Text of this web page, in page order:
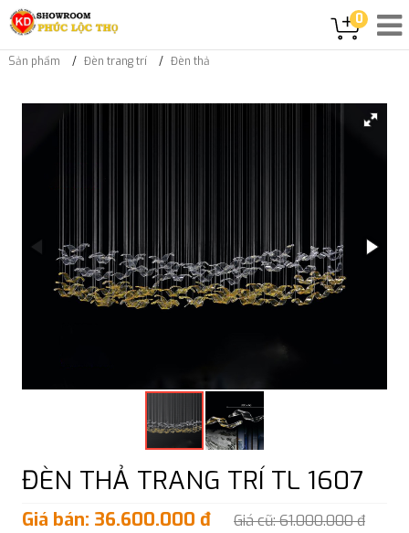
0
Sản phẩm Đèn trang trí Đèn thả
ĐÈN THẢ TRANG TRÍ TL 1607
Giá bán: 36.600.000 đ Giá cũ: 61.000.000 đ